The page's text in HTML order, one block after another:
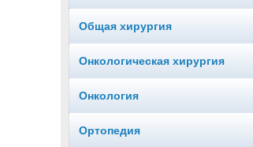
Общая хирургия
Онкологическая хирургия
Онкология
Ортопедия